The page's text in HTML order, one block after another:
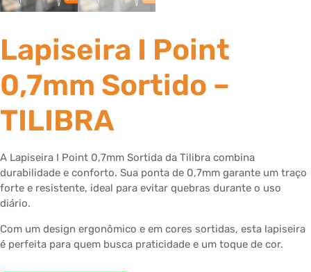
Lapiseira I Point
0,7mm Sortido –
TILIBRA
A Lapiseira I Point 0,7mm Sortida da Tilibra combina
durabilidade e conforto. Sua ponta de 0,7mm garante um traço
forte e resistente, ideal para evitar quebras durante o uso
diário.
Com um design ergonômico e em cores sortidas, esta lapiseira
é perfeita para quem busca praticidade e um toque de cor.